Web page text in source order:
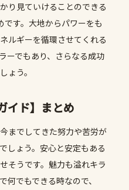
り見ていけることのできる
す。大地からパワーをも
ルギーを循環させてくれる
ーでもあり、さらなる成功
ょう。
イド】まとめ
までしてきた努力や苦労が
しょう。安心と安定もある
そうです。魅力も溢れキラ
何でもできる時なので、